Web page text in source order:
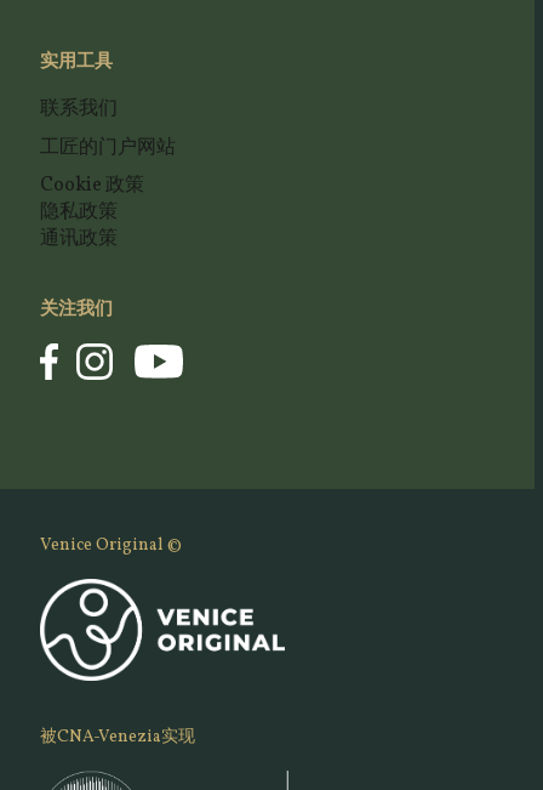
实用工具
联系我们
工匠的门户网站
Cookie 政策
隐私政策
通讯政策
关注我们
Venice Original ©
被CNA-Venezia实现